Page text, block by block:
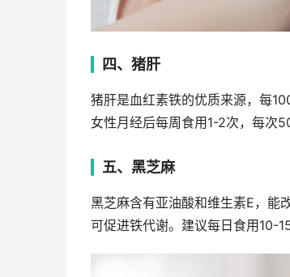
四、猪肝
猪肝是血红素铁的优质来源，每
女性月经后每周食用1-2次，每次
五、黑芝麻
黑芝麻含有亚油酸和维生素E，能
可促进铁代谢。建议每日食用10-